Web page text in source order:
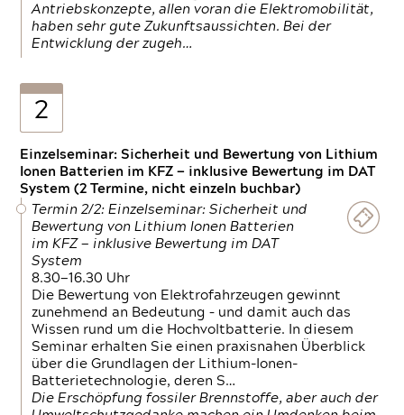
Antriebskonzepte, allen voran die Elektromobilität,
haben sehr gute Zukunftsaussichten. Bei der
Entwicklung der zugeh…
2
Einzelseminar: Sicherheit und Bewertung von Lithium
Ionen Batterien im KFZ — inklusive Bewertung im DAT
System (2 Termine, nicht einzeln buchbar)
Termin 2/2: Einzelseminar: Sicherheit und
Bewertung von Lithium Ionen Batterien
im KFZ — inklusive Bewertung im DAT
System
8.30—16.30 Uhr
Die Bewertung von Elektrofahrzeugen gewinnt
zunehmend an Bedeutung – und damit auch das
Wissen rund um die Hochvoltbatterie. In diesem
Seminar erhalten Sie einen praxisnahen Überblick
über die Grundlagen der Lithium-Ionen-
Batterietechnologie, deren S…
Die Erschöpfung fossiler Brennstoffe, aber auch der